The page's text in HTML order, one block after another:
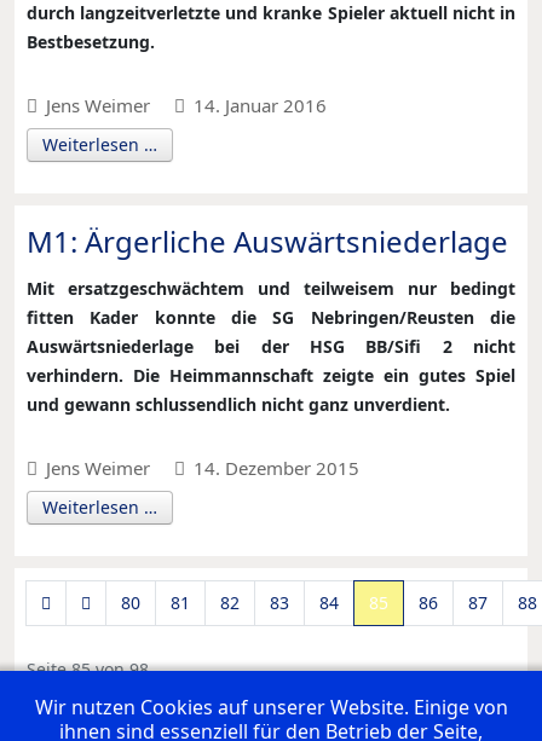
durch langzeitverletzte und kranke Spieler aktuell nicht in
Bestbesetzung.
Jens Weimer 14. Januar 2016
Weiterlesen …
M1: Ärgerliche Auswärtsniederlage
Mit ersatzgeschwächtem und teilweisem nur bedingt
fitten Kader konnte die SG Nebringen/Reusten die
Auswärtsniederlage bei der HSG BB/Sifi 2 nicht
verhindern. Die Heimmannschaft zeigte ein gutes Spiel
und gewann schlussendlich nicht ganz unverdient.
Jens Weimer 14. Dezember 2015
Weiterlesen …
80 81 82 83 84 85 86 87 88
Seite 85 von 98
Wir nutzen Cookies auf unserer Website. Einige von
ihnen sind essenziell für den Betrieb der Seite,